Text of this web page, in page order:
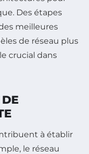
Des étapes
meilleures
de réseau plus
crucial dans
à établir
le réseau